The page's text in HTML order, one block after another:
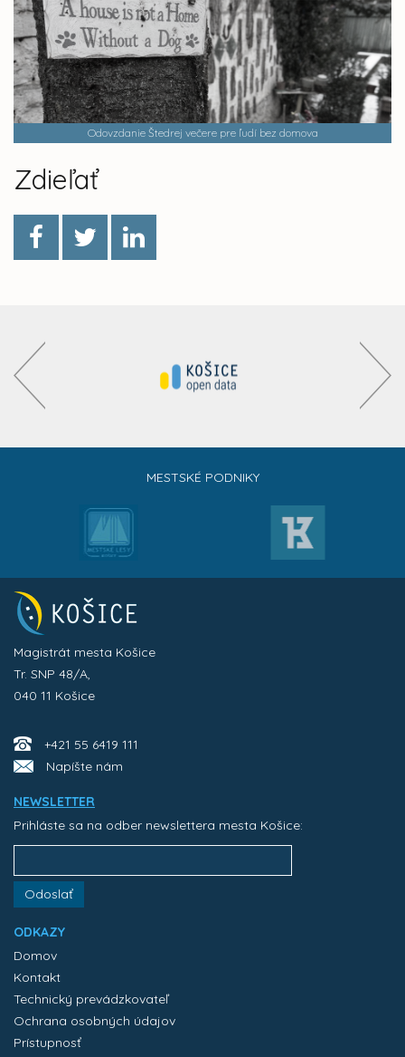
Odovzdanie Štedrej večere pre ľudí bez domova
Zdieľať
MESTSKÉ PODNIKY
Magistrát mesta Košice
Tr. SNP 48/A,
040 11 Košice
+421 55 6419 111
Napíšte nám
NEWSLETTER
Prihláste sa na odber newslettera mesta Košice:
Odoslať
ODKAZY
Domov
Kontakt
Technický prevádzkovateľ
Ochrana osobných údajov
Prístupnosť